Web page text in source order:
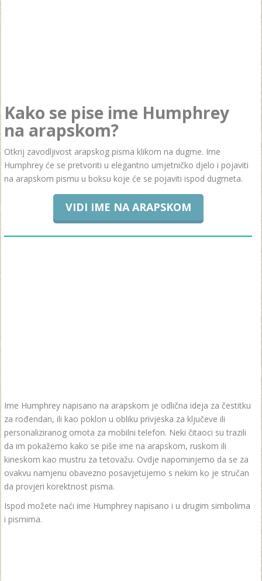
Kako se pise ime Humphrey
na arapskom?
Otkrij zavodljivost arapskog pisma klikom na dugme. Ime
Humphrey će se pretvoriti u elegantno umjetničko djelo i pojaviti
na arapskom pismu u boksu koje će se pojaviti ispod dugmeta.
VIDI IME NA ARAPSKOM
Ime Humphrey napisano na arapskom je odlična ideja za čestitku
za rođendan, ili kao poklon u obliku privjeska za ključeve ili
personaliziranog omota za mobilni telefon. Neki čitaoci su trazili
da im pokažemo kako se piše ime na arapskom, ruskom ili
kineskom kao mustru za tetovažu. Ovdje napominjemo da se za
ovakvu namjenu obavezno posavjetujemo s nekim ko je stručan
da provjeri korektnost pisma.
Ispod možete naći ime Humphrey napisano i u drugim simbolima
i pismima.